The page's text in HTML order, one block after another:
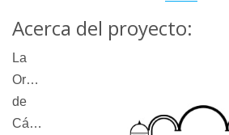
Acerca del proyecto:
La
Orquesta
de
Cámara